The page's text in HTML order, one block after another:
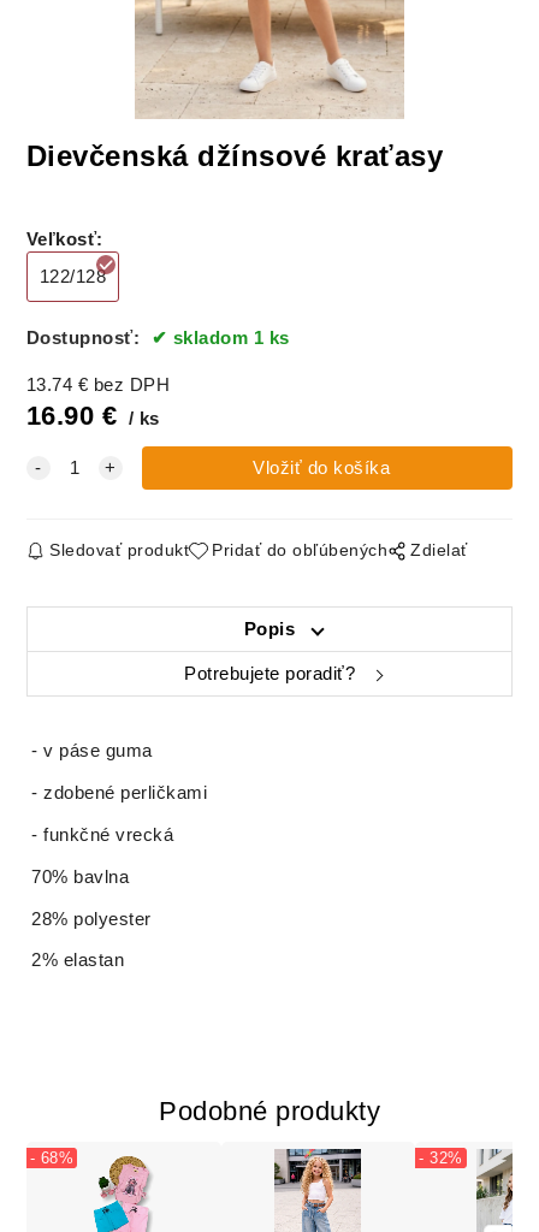
Dievčenská džínsové kraťasy
Veľkosť:
122/128
Dostupnosť: skladom 1 ks
13.74 € bez DPH
16.90 € ks
Sledovať produkt Pridať do obľúbených Zdielať
Popis
Potrebujete poradiť?
- v páse guma
- zdobené perličkami
- funkčné vrecká
70% bavlna
28% polyester
2% elastan
Podobné produkty
- 68% - 32%